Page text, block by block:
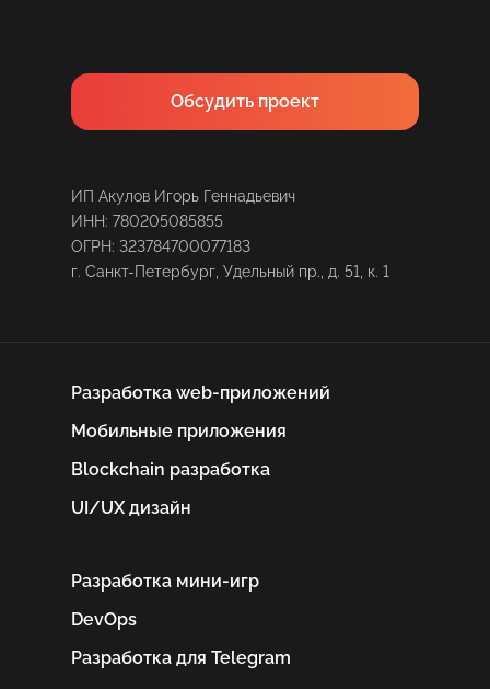
Разработка web-приложений
Мобильные приложения
Blockchain разработка
UI/UX дизайн
Разработка мини-игр
DevOps
Разработка для Telegram
Обсудить проект
ИП Акулов Игорь Геннадьевич
ИНН: 780205085855
ОГРН: 323784700077183
г. Санкт-Петербург, Удельный пр., д. 51, к. 1